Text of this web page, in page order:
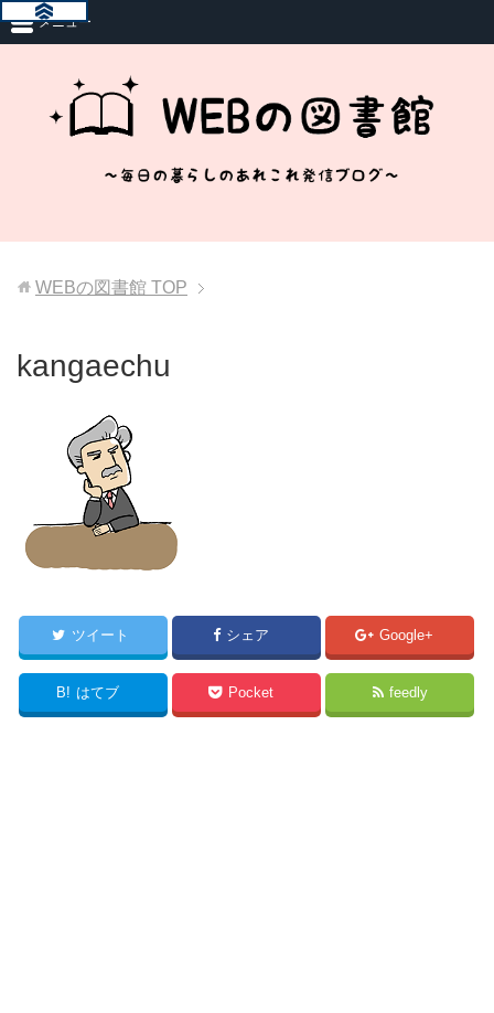
メニュー
WEBの図書館 TOP
kangaechu
ツイート シェア Google+
B! はてブ Pocket feedly